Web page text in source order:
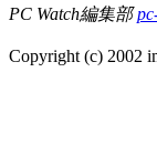
PC Watch編集部
Copyright (c) 2002